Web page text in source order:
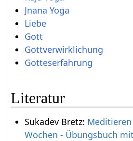
Jnana Yoga
Liebe
Gott
Gottverwirklichung
Gotteserfahrung
Literatur
Sukadev Bretz:
Wochen - Übungsbuch